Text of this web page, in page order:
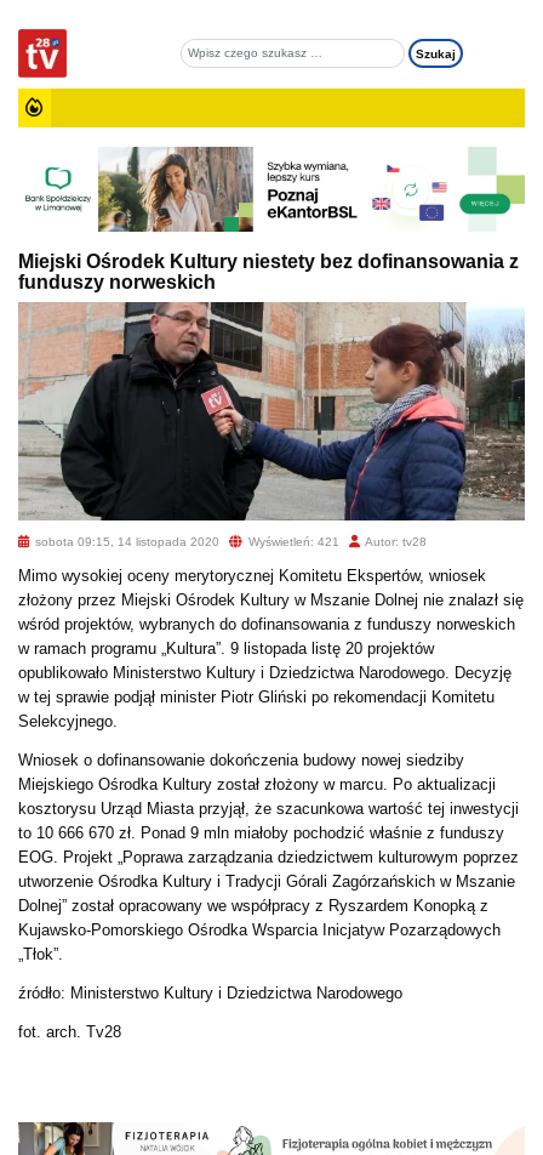
Miejski Ośrodek Kultury niestety bez dofinansowania z
funduszy norweskich
sobota 09:15, 14 listopada 2020 Wyświetleń: 421 Autor: tv28
Mimo wysokiej oceny merytorycznej Komitetu Ekspertów, wniosek
złożony przez Miejski Ośrodek Kultury w Mszanie Dolnej nie znalazł się
wśród projektów, wybranych do dofinansowania z funduszy norweskich
w ramach programu „Kultura”. 9 listopada listę 20 projektów
opublikowało Ministerstwo Kultury i Dziedzictwa Narodowego. Decyzję
w tej sprawie podjął minister Piotr Gliński po rekomendacji Komitetu
Selekcyjnego.
Wniosek o dofinansowanie dokończenia budowy nowej siedziby
Miejskiego Ośrodka Kultury został złożony w marcu. Po aktualizacji
kosztorysu Urząd Miasta przyjął, że szacunkowa wartość tej inwestycji
to 10 666 670 zł. Ponad 9 mln miałoby pochodzić właśnie z funduszy
EOG. Projekt „Poprawa zarządzania dziedzictwem kulturowym poprzez
utworzenie Ośrodka Kultury i Tradycji Górali Zagórzańskich w Mszanie
Dolnej” został opracowany we współpracy z Ryszardem Konopką z
Kujawsko-Pomorskiego Ośrodka Wsparcia Inicjatyw Pozarządowych
„Tłok”.
źródło: Ministerstwo Kultury i Dziedzictwa Narodowego
fot. arch. Tv28